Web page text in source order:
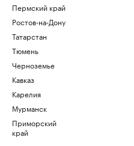
Пермский край
Ростов-на-Дону
Татарстан
Тюмень
Черноземье
Кавказ
Карелия
Мурманск
Приморский
край